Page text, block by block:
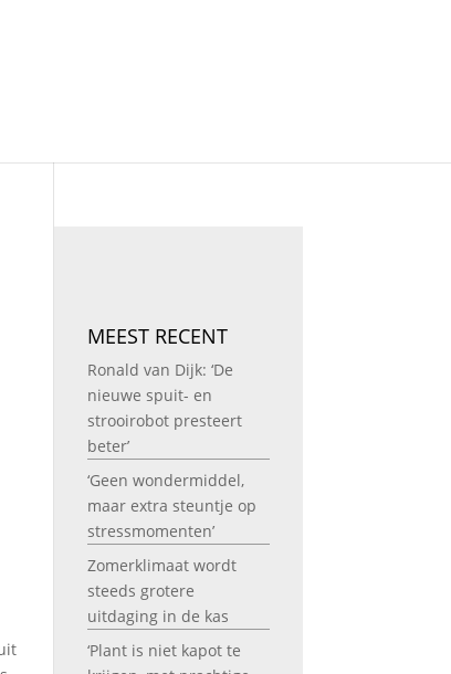
MEEST RECENT
Ronald van Dijk: ‘De
nieuwe spuit- en
strooirobot presteert
beter’
‘Geen wondermiddel,
maar extra steuntje op
stressmomenten’
Zomerklimaat wordt
steeds grotere
uitdaging in de kas
‘Plant is niet kapot te